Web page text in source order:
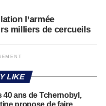
l’armée
milliers de cercueils
LIKE
40 ans de Tchernobyl,